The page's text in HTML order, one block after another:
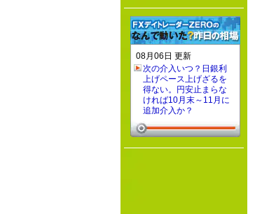
08月06日 更新
次の介入いつ？日銀利
上げペース上げざるを
得ない。円安止まらな
ければ10月末～11月に
追加介入か？